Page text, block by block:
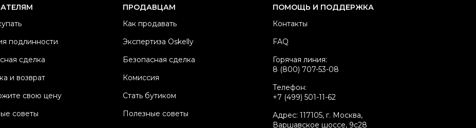
Продавец
Oskelly ID
подлинности
сделка
и возврат
свою цену
советы
ПРОДАВЦАМ
Как продавать
Экспертиза Oskelly
Безопасная сделка
Комиссия
Стать бутиком
Полезные советы
ПОМОЩЬ И ПОДДЕРЖКА
Контакты
FAQ
Горячая линия:
8 (800) 707-53-08
Телефон:
+7 (499) 501-11-62
Адрес: 117105, г. Москва,
Варшавское шоссе, 9с28